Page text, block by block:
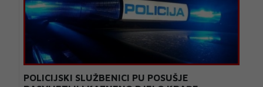
POLICIJSKI SLUŽBENICI PU POSUŠJE